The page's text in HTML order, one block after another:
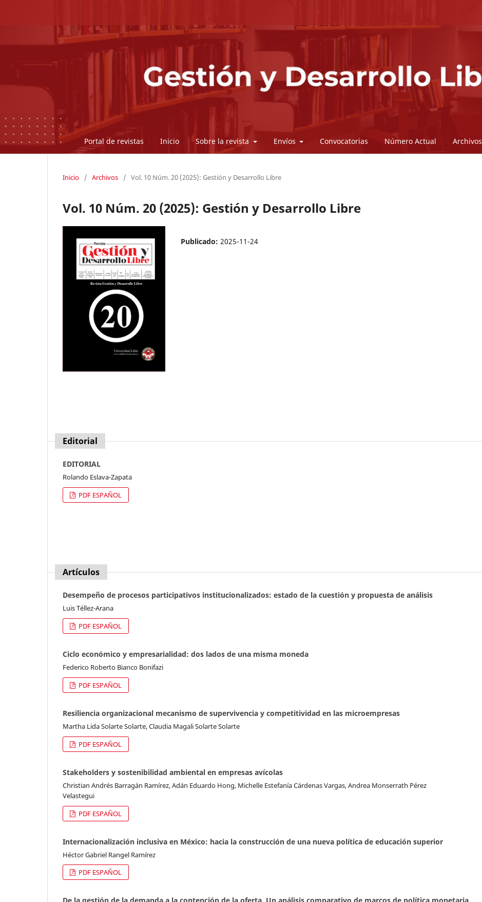
Portal de revistas Inicio Sobre la revista Envíos Convocatorias Número Actual Archivos
Inicio / Archivos / Vol. 10 Núm. 20 (2025): Gestión y Desarrollo Libre
Vol. 10 Núm. 20 (2025): Gestión y Desarrollo Libre
Publicado: 2025-11-24
Editorial
EDITORIAL
Rolando Eslava-Zapata
PDF ESPAÑOL
Artículos
Desempeño de procesos participativos institucionalizados: estado de la cuestión y propuesta de análisis
Luis Téllez-Arana
PDF ESPAÑOL
Ciclo económico y empresarialidad: dos lados de una misma moneda
Federico Roberto Bianco Bonifazi
PDF ESPAÑOL
Resiliencia organizacional mecanismo de supervivencia y competitividad en las microempresas
Martha Lida Solarte Solarte, Claudia Magali Solarte Solarte
PDF ESPAÑOL
Stakeholders y sostenibilidad ambiental en empresas avícolas
Christian Andrés Barragán Ramírez, Adán Eduardo Hong, Michelle Estefanía Cárdenas Vargas, Andrea Monserrath Pérez
Velastegui
PDF ESPAÑOL
Internacionalización inclusiva en México: hacia la construcción de una nueva política de educación superior
Héctor Gabriel Rangel Ramírez
PDF ESPAÑOL